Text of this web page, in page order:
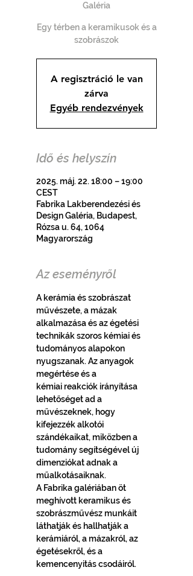
Galéria
Egy térben a keramikusok és a
szobrászok
A regisztráció le van
zárva
Egyéb rendezvények
Idő és helyszín
2025. máj. 22. 18:00 – 19:00
CEST
Fabrika Lakberendezési és
Design Galéria, Budapest,
Rózsa u. 64, 1064
Magyarország
Az eseményről
A kerámia és szobrászat
művészete, a mázak
alkalmazása és az égetési
technikák szoros kémiai és
tudományos alapokon
nyugszanak. Az anyagok
megértése és a
kémiai reakciók irányítása
lehetőséget ad a
művészeknek, hogy
kifejezzék alkotói
szándékaikat, miközben a
tudomány segítségével új
dimenziókat adnak a
műalkotásaiknak.
A Fabrika galériában öt
meghívott keramikus és
szobrászművész munkáit
láthatják és hallhatják a
kerámiáról, a mázakról, az
égetésekről, és a
kemencenyitás csodáiról.